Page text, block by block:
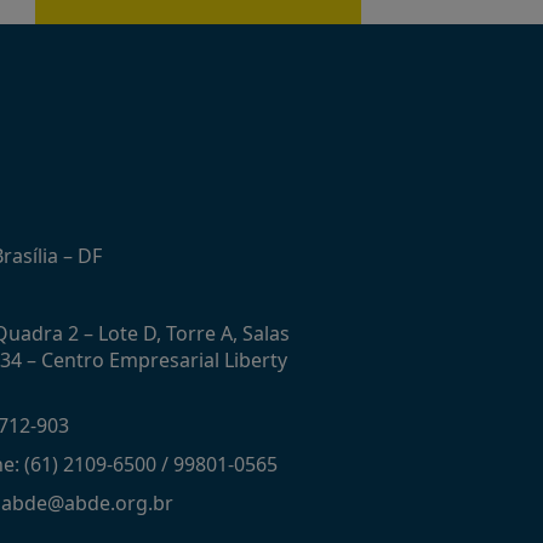
– DF
2 – Lote D, Torre A, Salas
– Centro Empresarial Liberty
903
(61) 2109-6500 / 99801-0565